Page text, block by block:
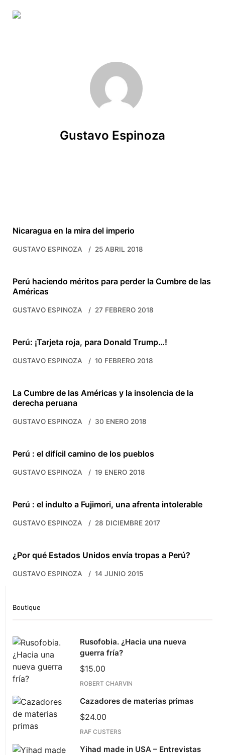
Gustavo Espinoza
Nicaragua en la mira del imperio
GUSTAVO ESPINOZA 25 ABRIL 2018
Perú haciendo méritos para perder la Cumbre de las
Américas
GUSTAVO ESPINOZA 27 FEBRERO 2018
Perú: ¡Tarjeta roja, para Donald Trump…!
GUSTAVO ESPINOZA 10 FEBRERO 2018
La Cumbre de las Américas y la insolencia de la
derecha peruana
GUSTAVO ESPINOZA 30 ENERO 2018
Perú : el difícil camino de los pueblos
GUSTAVO ESPINOZA 19 ENERO 2018
Perú : el indulto a Fujimori, una afrenta intolerable
GUSTAVO ESPINOZA 28 DICIEMBRE 2017
¿Por qué Estados Unidos envía tropas a Perú?
GUSTAVO ESPINOZA 14 JUNIO 2015
Boutique
Rusofobia. ¿Hacia una nueva
guerra fría?
$15.00
ROBERT CHARVIN
Cazadores de materias primas
$24.00
RAF CUSTERS
Yihad made in USA – Entrevistas